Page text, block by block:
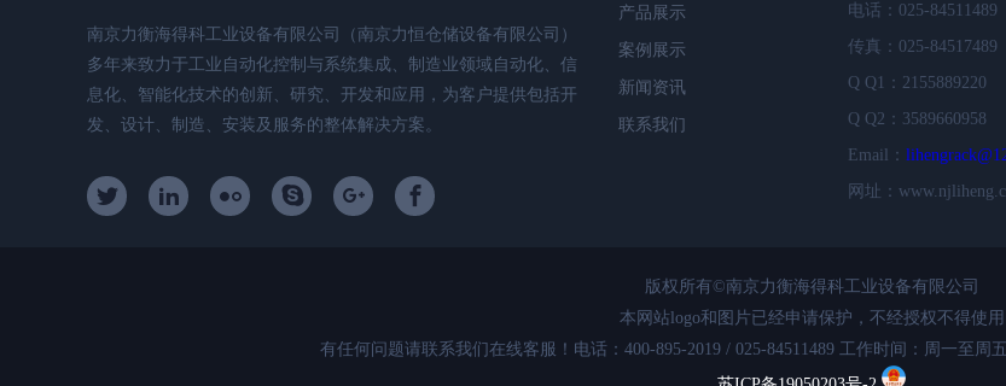
南京力衡海得科工业设备有限公司（南京力恒仓储设备有限公司）
多年来致力于工业自动化控制与系统集成、制造业领域自动化、信
息化、智能化技术的创新、研究、开发和应用，为客户提供包括开
发、设计、制造、安装及服务的整体解决方案。
产品展示
案例展示
新闻资讯
联系我们
电话：025-84511489
传真：025-84517489
Q Q1：2155889220
Q Q2：3589660958
Email：
网址：
版权所有©南京力衡海得科工业设备有限公司
本网站logo和图片已经申请保护，不经授权不得使用
有任何问题请联系我们在线客服！电话：400-895-2019 / 025-84511489 工作时间：周一至周